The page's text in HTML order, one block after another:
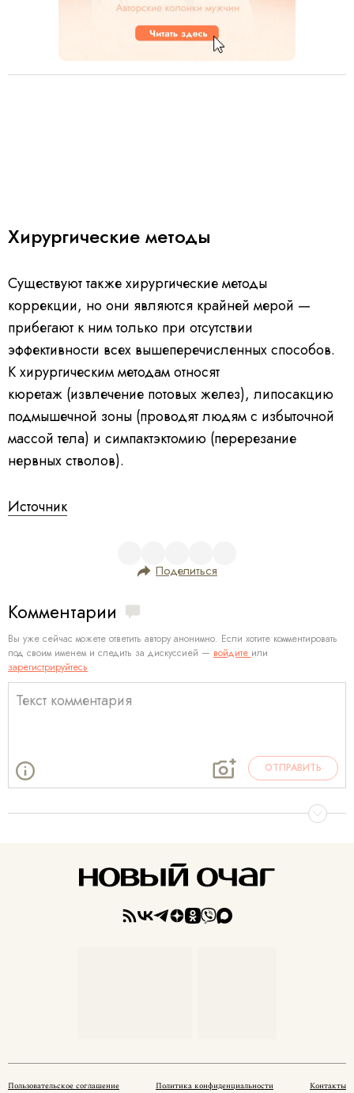
Хирургические методы
Существуют также хирургические методы
коррекции, но они являются крайней мерой —
прибегают к ним только при отсутствии
эффективности всех вышеперечисленных способов.
К хирургическим методам относят
кюретаж (извлечение потовых желез), липосакцию
подмышечной зоны (проводят людям с избыточной
массой тела) и симпактэктомию (перерезание
нервных стволов).
Источник
Поделиться
Комментарии
Вы уже сейчас можете ответить автору анонимно. Если хотите комментировать
под своим именем и следить за дискуссией — войдите или
зарегистрируйтесь
ОТПРАВИТЬ
Пользовательское соглашение Политика конфиденциальности Контакты